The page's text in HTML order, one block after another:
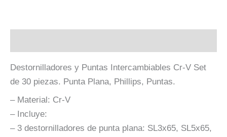
Destornilladores y Puntas Intercambiables Cr-V Set
de 30 piezas. Punta Plana, Phillips, Puntas.
– Material: Cr-V
– Incluye:
– 3 destornilladores de punta plana: SL3x65, SL5x65,